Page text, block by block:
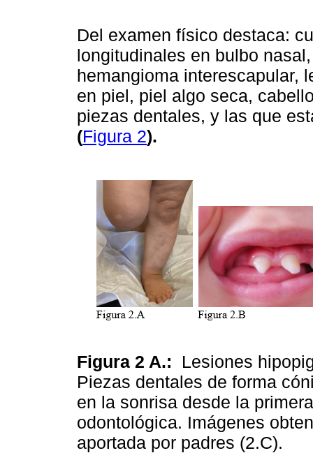
Del examen físico destaca:
longitudinales en bulbo
hemangioma interescapular,
en piel, piel algo seca,
piezas dentales, y las que
(Figura 2).
Figura 2 A.: Lesiones
Piezas dentales de forma
en la sonrisa desde la
odontológica. Imágenes
aportada por padres (2.C).